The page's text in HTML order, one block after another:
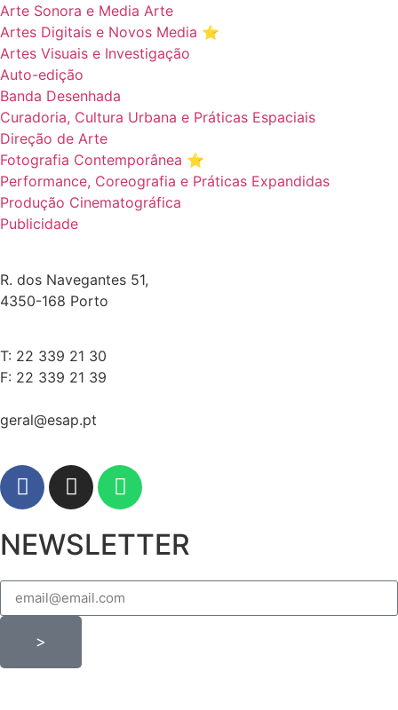
Arte Sonora e Media Arte
Artes Digitais e Novos Media ⭐️
Artes Visuais e Investigação
Auto-edição
Banda Desenhada
Curadoria, Cultura Urbana e Práticas Espaciais
Direção de Arte
Fotografia Contemporânea ⭐️
Performance, Coreografia e Práticas Expandidas
Produção Cinematográfica
Publicidade
R. dos Navegantes 51,
4350-168 Porto
T: 22 339 21 30
F: 22 339 21 39
geral@esap.pt
NEWSLETTER
>